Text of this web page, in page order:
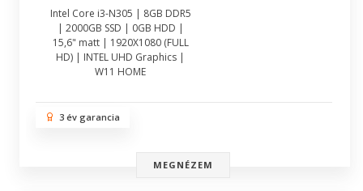
Intel Core i3-N305 | 8GB DDR5
| 2000GB SSD | 0GB HDD |
15,6" matt | 1920X1080 (FULL
HD) | INTEL UHD Graphics |
W11 HOME
3 év garancia
MEGNÉZEM